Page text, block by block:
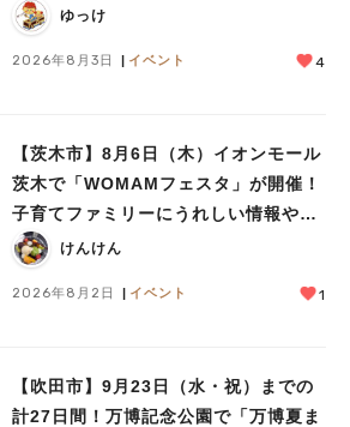
に参加しました
ゆっけ
2026年8月3日 イベント 4
【茨木市】8月6日（木）イオンモール
茨木で「WOMAMフェスタ」が開催！
子育てファミリーにうれしい情報やプ
レゼントがいっぱい♪
けんけん
2026年8月2日 イベント 1
【吹田市】9月23日（水・祝）までの
計27日間！万博記念公園で「万博夏ま